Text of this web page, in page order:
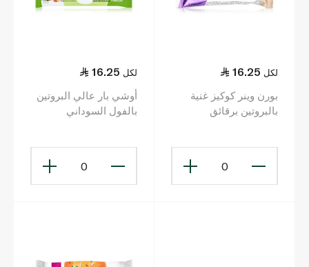
16.25 لكل
بورن وينر كوكيز غنية
بالبروتين برقائق
0
16.25 لكل
أوشي بار عالي البروتين
بالفول السوداني
0